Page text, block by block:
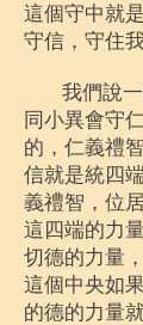
這個守中就
守信，守住
我們說一
同小異會守
的，仁義禮
信就是統四
義禮智，位
這四端的力
切德的力量
這個中央如
的德的力量